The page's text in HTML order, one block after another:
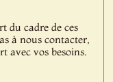
du cadre de ces
à nous contacter,
avec vos besoins.